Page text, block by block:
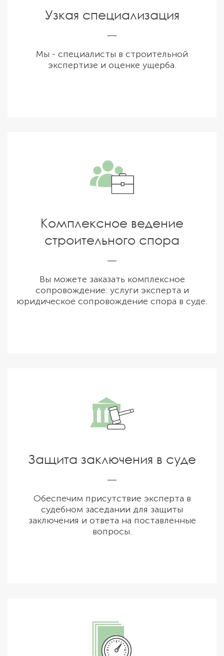
Узкая специализация
Мы - специалисты в строительной
экспертизе и оценке ущерба.
Комплексное ведение
строительного спора
Вы можете заказать комплексное
сопровождение: услуги эксперта и
юридическое сопровождение спора в суде.
Защита заключения в суде
Обеспечим присутствие эксперта в
судебном заседании для защиты
заключения и ответа на поставленные
вопросы.